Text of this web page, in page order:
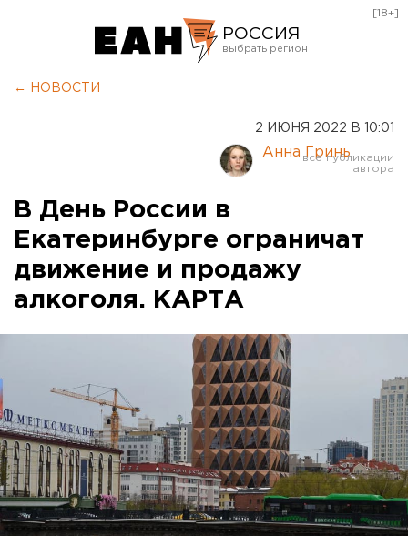
РОССИЯ
Курган
Оренбург
[18+]
← НОВОСТИ
2 ИЮНЯ 2022 В 10:01
Анна Гринь
В День России в
Екатеринбурге ограничат
движение и продажу
алкоголя. КАРТА